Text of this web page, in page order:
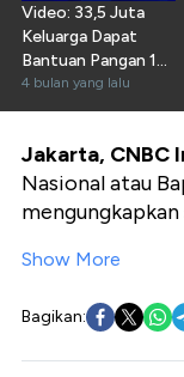
Video: 33,5 Juta
Keluarga Dapat
Bantuan Pangan 10
Kg Sambut Lebaran
4 bulan yang lalu
Jakarta, CNBC
Nasional atau
mengungkapkan
Show More
Bagikan: